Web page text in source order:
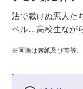
法で裁けぬ悪人た
ベル…高校生なが
※画像は表紙及び帯等、